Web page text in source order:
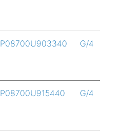
P08700U903340 G/4
P08700U915440 G/4